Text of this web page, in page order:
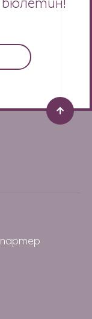
бюлетин!
партер